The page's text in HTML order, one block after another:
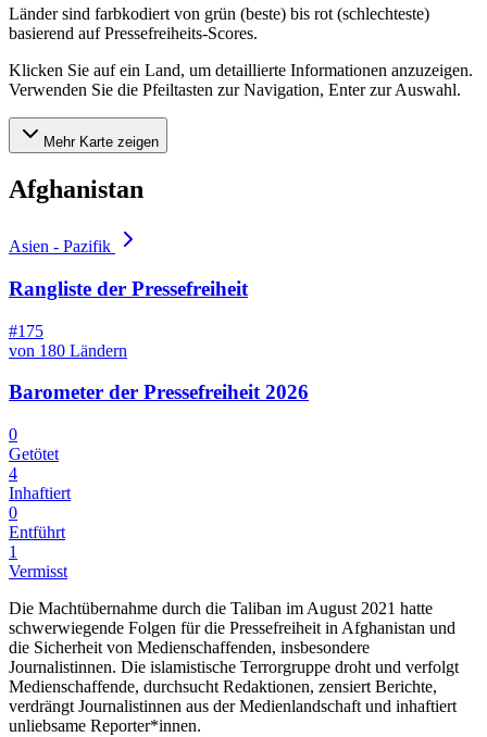
Länder sind farbkodiert von grün (beste) bis rot (schlechteste)
basierend auf Pressefreiheits-Scores.
Klicken Sie auf ein Land, um detaillierte Informationen anzuzeigen.
Verwenden Sie die Pfeiltasten zur Navigation, Enter zur Auswahl.
Mehr Karte zeigen
Afghanistan
Asien - Pazifik
Rangliste der Pressefreiheit
#175
von 180 Ländern
Barometer der Pressefreiheit 2026
0
Getötet
4
Inhaftiert
0
Entführt
1
Vermisst
Die Machtübernahme durch die Taliban im August 2021 hatte
schwerwiegende Folgen für die Pressefreiheit in Afghanistan und
die Sicherheit von Medienschaffenden, insbesondere
Journalistinnen. Die islamistische Terrorgruppe droht und verfolgt
Medienschaffende, durchsucht Redaktionen, zensiert Berichte,
verdrängt Journalistinnen aus der Medienlandschaft und inhaftiert
unliebsame Reporter*innen.